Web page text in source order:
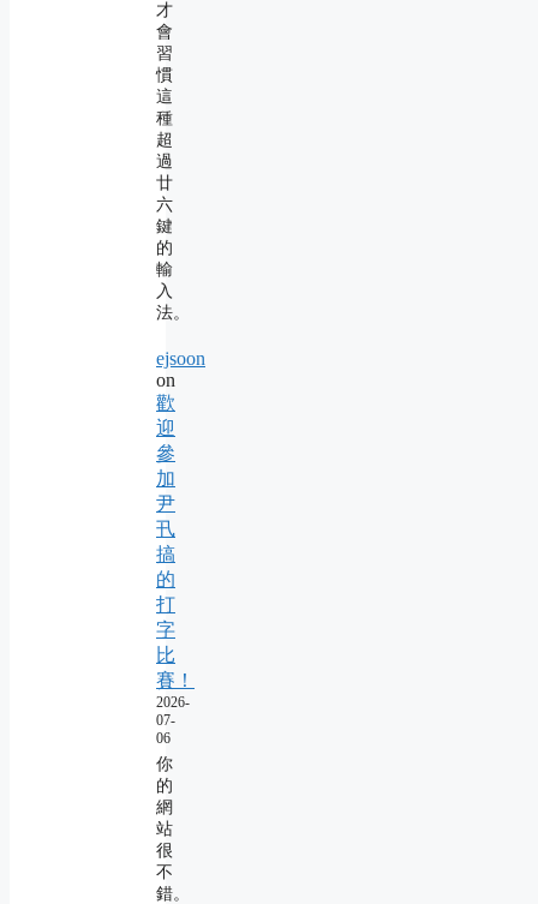
才
會
習
慣
這
種
超
過
廿
六
鍵
的
輸
入
法。
ejsoon
on
歡
迎
參
加
尹
卂
搞
的
打
字
比
賽！
2026-
07-
06
你
的
網
站
很
不
錯。